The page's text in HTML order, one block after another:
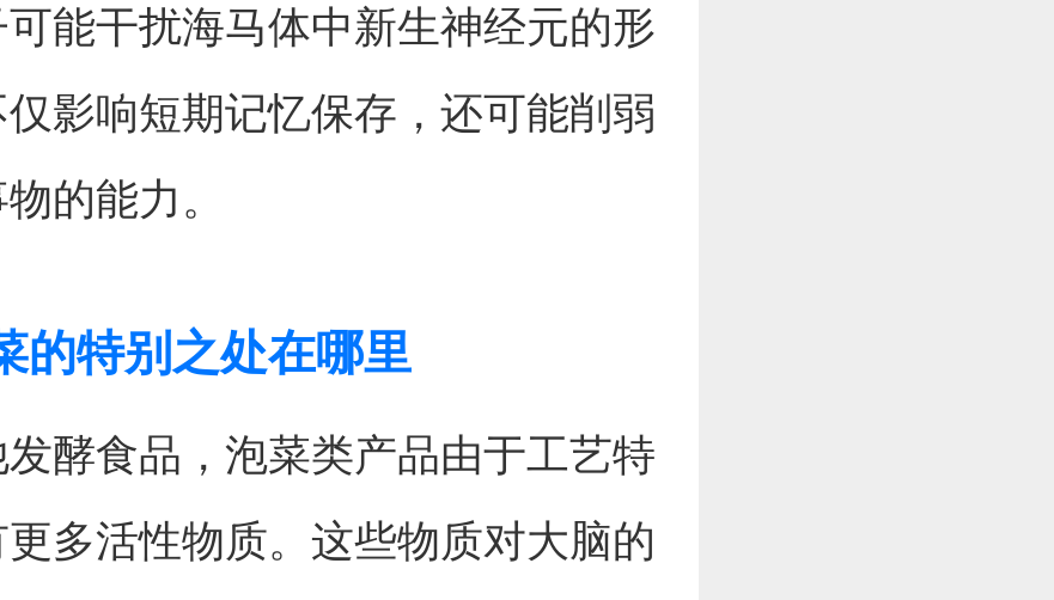
能干扰海马体中新生神经元的形
影响短期记忆保存，还可能削弱
的能力。
的特别之处在哪里
酵食品，泡菜类产品由于工艺特
多活性物质。这些物质对大脑的